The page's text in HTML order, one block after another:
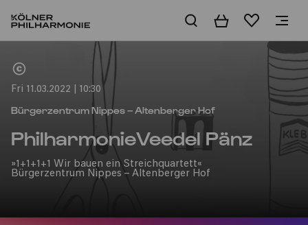
BasketWishlist
Fri 11.03.2022 | 10:30
Bürgerzentrum Nippes – Altenberger Hof
PhilharmonieVeedel Pänz
»1+1+1+1 Wir bauen ein Streichquartett«
Bürgerzentrum Nippes – Altenberger Hof